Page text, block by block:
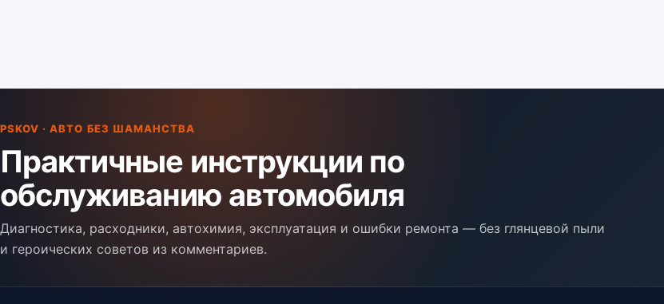
PSKOV · АВТО БЕЗ ШАМАНСТВА
Практичные инструкции по
обслуживанию автомобиля
Диагностика, расходники, автохимия, эксплуатация и ошибки ремонта — без глянцевой пыли
и героических советов из комментариев.